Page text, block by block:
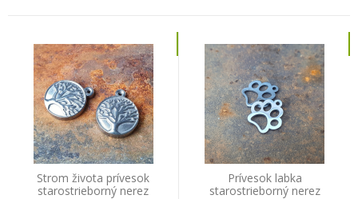
Strom života prívesok
starostrieborný nerez
Prívesok labka
starostrieborný nerez